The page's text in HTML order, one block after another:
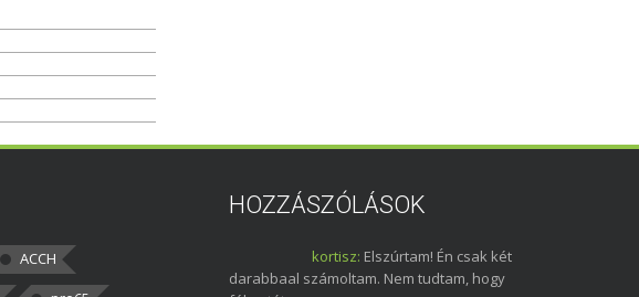
ACCH
HOZZÁSZÓLÁSOK
kortisz: Elszúrtam! Én csak két
darabbaal számoltam. Nem tudtam, hogy